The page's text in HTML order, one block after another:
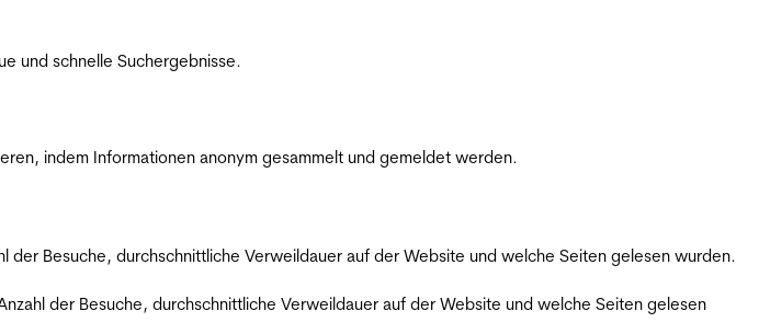
und schnelle Suchergebnisse.
indem Informationen anonym gesammelt und gemeldet werden.
der Besuche, durchschnittliche Verweildauer auf der Website und welche Seiten gelesen wurden.
der Besuche, durchschnittliche Verweildauer auf der Website und welche Seiten gelesen